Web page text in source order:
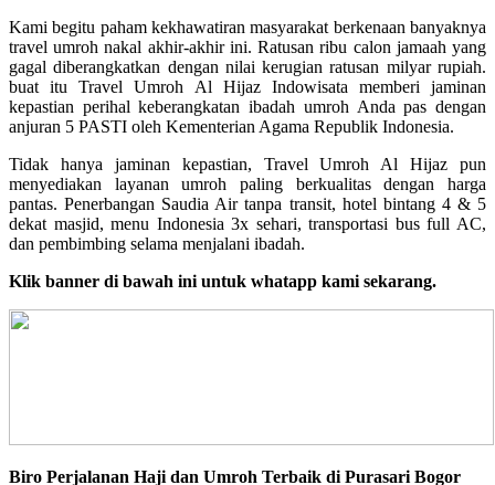
Kami begitu paham kekhawatiran masyarakat berkenaan banyaknya
travel umroh nakal akhir-akhir ini. Ratusan ribu calon jamaah yang
gagal diberangkatkan dengan nilai kerugian ratusan milyar rupiah.
buat itu Travel Umroh Al Hijaz Indowisata memberi jaminan
kepastian perihal keberangkatan ibadah umroh Anda pas dengan
anjuran 5 PASTI oleh Kementerian Agama Republik Indonesia.
Tidak hanya jaminan kepastian, Travel Umroh Al Hijaz pun
menyediakan layanan umroh paling berkualitas dengan harga
pantas. Penerbangan Saudia Air tanpa transit, hotel bintang 4 & 5
dekat masjid, menu Indonesia 3x sehari, transportasi bus full AC,
dan pembimbing selama menjalani ibadah.
Klik banner di bawah ini untuk whatapp kami sekarang.
Biro Perjalanan Haji dan Umroh Terbaik di Purasari Bogor